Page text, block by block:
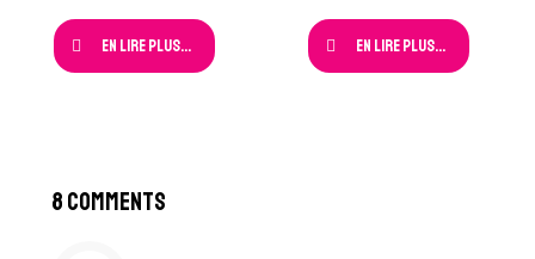
En lire plus... En lire plus...
8 Comments